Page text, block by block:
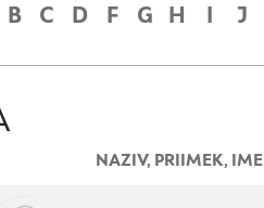
B C D F G H I J
NAZIV, PRIIMEK, IME